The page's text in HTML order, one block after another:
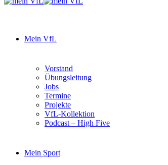
Mein VfL
Vorstand
Übungsleitung
Jobs
Termine
Projekte
VfL-Kollektion
Podcast – High Five
Mein Sport